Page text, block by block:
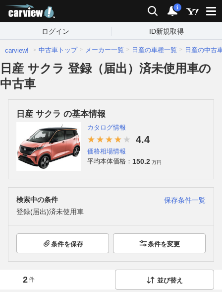
検索 通知
i
ログイン ID新規取得
carview! 中古車トップ メーカー一覧 日産の車種一覧 日産の中古
日産 サクラ 登録（届出）済未使用車の
中古車
日産 サクラ の基本情報
カタログ情報
4.4
価格相場情報
平均本体価格： 150.2 万円
検索中の条件
保存条件一覧
登録(届出)済未使用車
条件を保存 条件を変更
2件 並び替え